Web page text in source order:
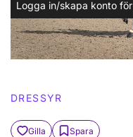
Logga in/skapa konto
DRESSYR
Gilla Spara